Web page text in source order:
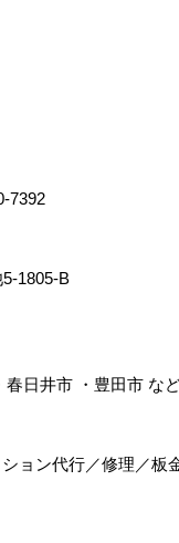
7392
1805-B
春日井市・ 豊田市な
ョン代行／修理／板